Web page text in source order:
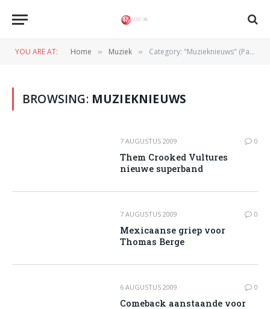
YOU ARE AT: Home » Muziek » Category: "Muzieknieuws" (Page 1144)
BROWSING: MUZIEKNIEUWS
7 AUGUSTUS 2009 0
Them Crooked Vultures
nieuwe superband
7 AUGUSTUS 2009 0
Mexicaanse griep voor
Thomas Berge
6 AUGUSTUS 2009 0
Comeback aanstaande voor